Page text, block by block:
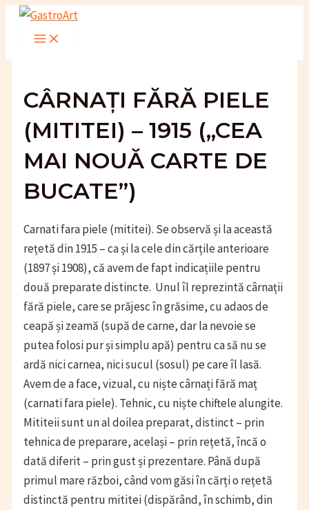
Skip
Main
CÂRNAȚI FĂRĂ PIELE
(MITITEI) – 1915 („CEA
MAI NOUĂ CARTE DE
BUCATE”)
Carnati fara piele (mititei). Se observă și la această
rețetă din 1915 – ca și la cele din cărțile anterioare
(1897 și 1908), că avem de fapt indicațiile pentru
două preparate distincte. Unul îl reprezintă cârnații
fără piele, care se prăjesc în grăsime, cu adaos de
ceapă și zeamă (supă de carne, dar la nevoie se
putea folosi pur și simplu apă) pentru ca să nu se
ardă nici carnea, nici sucul (sosul) pe care îl lasă.
Avem de a face, vizual, cu niște cârnați fără maț
(carnati fara piele). Tehnic, cu niște chiftele alungite.
Mititeii sunt un al doilea preparat, distinct – prin
tehnica de preparare, același – prin rețetă, încă o
dată diferit – prin gust și prezentare. Până după
primul mare război, când vom găsi în cărți o rețetă
distinctă pentru mititei (dispărând, în schimb, din